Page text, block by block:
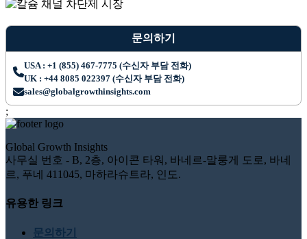
문의하기
USA : +1 (855) 467-7775 (수신자 부담 전화)
UK : +44 8085 022397 (수신자 부담 전화)
sales@globalgrowthinsights.com
;
Global Growth Insights
사무실 번호 - B, 2층, 아이콘 타워, 바네르-말룽게 도로, 바네
르, 푸네 411045, 마하라슈트라, 인도.
유용한 링크
문의하기